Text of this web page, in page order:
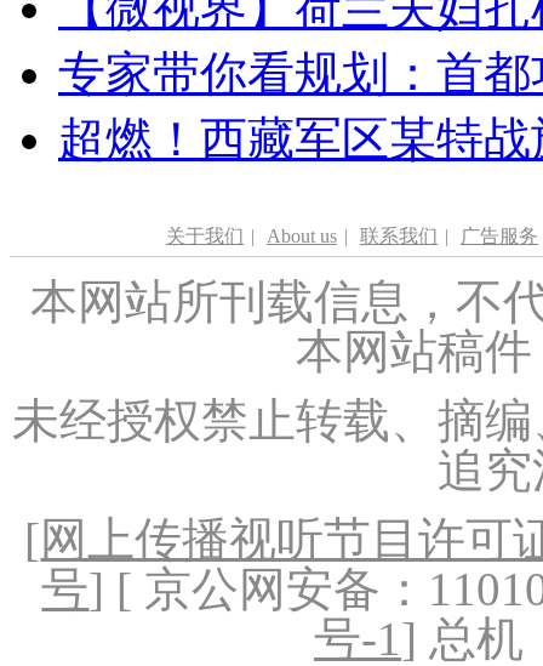
专家带你看规划：首
超燃！西藏军区某特
关于我们 | About us | 联系我们 | 广告服务
本网站所刊载信息，不
本网站稿
未经授权禁止转载、摘
追
[网上传播视听节目许可
号] [ 京公网安备：
号-1] 总机